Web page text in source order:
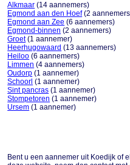
Alkmaar (14 aannemers)
Egmond aan den Hoef(2
Egmond aan Zee (6 aannemers)
Egmond-binnen (2 aannemers)
Groet(1 aannemer)
Heerhugowaard (13 aannemers)
Heiloo (6 aannemers)
Limmen (4 aannemers)
Oudorp (1 aannemer)
Schoorl (1 aannemer)
Sint pancras (1 aannemer)
Stompetoren (1 aannemer)
Ursem (1 aannemer)
Bent u een aannemer uit Koedijk of